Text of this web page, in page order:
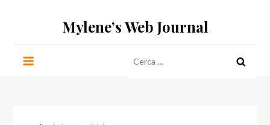
Mylene’s Web Journal
per: